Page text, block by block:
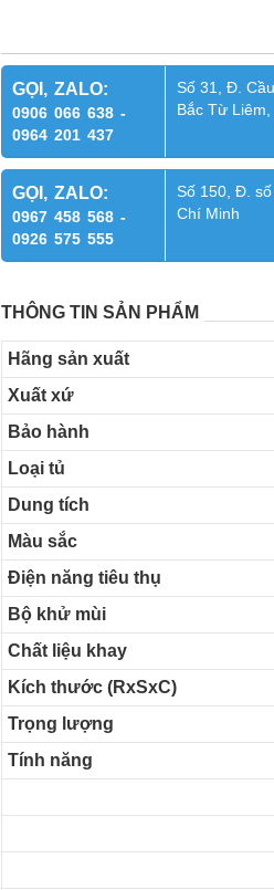
GỌI, ZALO:
0906 066 638 -
0964 201 437
Số 31, Đ.
Bắc Từ
GỌI, ZALO:
0967 458 568 -
0926 575 555
Số 150, Đ.
Chí Minh
THÔNG TIN SẢN PHẨM
Hãng sản xuất
Xuất xứ
Bảo hành
Loại tủ
Dung tích
Màu sắc
Điện năng tiêu thụ
Bộ khử mùi
Chất liệu khay
Kích thước (RxSxC)
Trọng lượng
Tính năng